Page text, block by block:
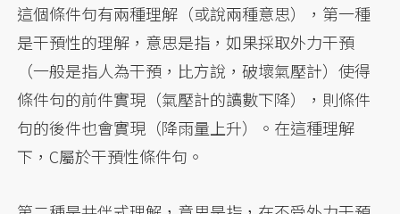
這個條件句有兩種理解（或說兩種意思），第一種
是干預性的理解，意思是指，如果採取外力干預
（一般是指人為干預，比方說，破壞氣壓計）使得
條件句的前件實現（氣壓計的讀數下降），則條件
句的後件也會實現（降雨量上升）。在這種理解
下，C屬於干預性條件句。